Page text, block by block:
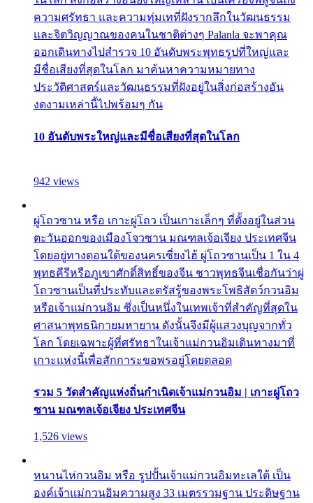
ความศรัทธา และความทุ่มเทที่ฝังรากลึกในวัฒนธรรม
และจิตวิญญาณของคนในชาติต่างๆ Palanla จะพาคุณ
ออกเดินทางไปสำรวจ 10 อันดับพระพุทธรูปที่ใหญ่และ
มีชื่อเสียงที่สุดในโลก มาค้นหาความหมายทาง
ประวัติศาสตร์และวัฒนธรรมที่ฝังอยู่ในสิ่งก่อสร้างอัน
งดงามเหล่านี้ไปพร้อมๆ กัน
10 อันดับพระใหญ่และมีชื่อเสียงที่สุดในโลก
942 views
ผู่โถวซาน หรือ เกาะผู่โถว เป็นเกาะเล็กๆ ที่ตั้งอยู่ในส่วน
ตะวันออกของเมืองโจวซาน มณฑลเจ้อเจียง ประเทศจีน
โดยอยู่ทางตอนใต้ของนครเซี่ยงไฮ้ ผู่โถวซานเป็น 1 ใน 4
พุทธคีรีหรือภูเขาศักดิ์สิทธิ์ของจีน ชาวพุทธจีนเชื่อกันว่าผู่
โถวซานเป็นที่ประทับและตรัสรู้ของพระโพธิสัตว์กวนอิม
หรือเจ้าแม่กวนอิม ซึ่งเป็นหนึ่งในเทพเจ้าที่สำคัญที่สุดใน
ศาสนาพุทธนิกายมหายาน ดังนั้นจึงมีผู้แสวงบุญจากทั่ว
โลก โดยเฉพาะผู้ที่ศรัทธาในเจ้าแม่กวนอิมเดินทางมาที่
เกาะแห่งนี้เพื่อสักการะขอพรอยู่โดยตลอด
รวม 5 วัดสำคัญแห่งถิ่นกำเนิดเจ้าแม่กวนอิม | เกาะผู่โถว
ซาน มณฑลเจ้อเจียง ประเทศจีน
1,526 views
หนานไห่กวนอิม หรือ รูปปั้นเจ้าแม่กวนอิมทะเลใต้ เป็น
องค์เจ้าแม่กวนอิมความสูง 33 เมตรรวมฐาน ประดิษฐาน